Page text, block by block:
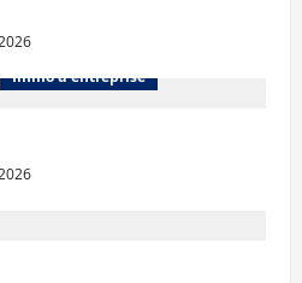
Immo d'entreprise